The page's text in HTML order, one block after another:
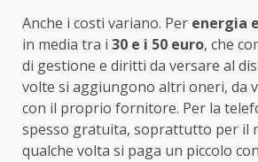
Anche i costi variano. Per energia
in media tra i 30 e i 50 euro, che
di gestione e diritti da versare al
volte si aggiungono altri oneri, da
con il proprio fornitore. Per la
spesso gratuita, soprattutto per il
qualche volta si paga un piccolo